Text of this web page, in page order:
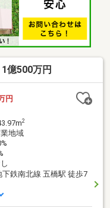
安心と納得がありま
ー」より、簡単にネッ
億500万円
円
2
地域
下鉄南北線 五橋駅 徒歩7